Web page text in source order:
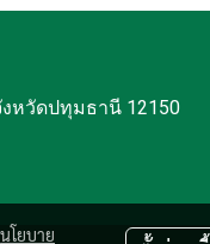
หวัดปทุมธานี 12150
นโยบาย